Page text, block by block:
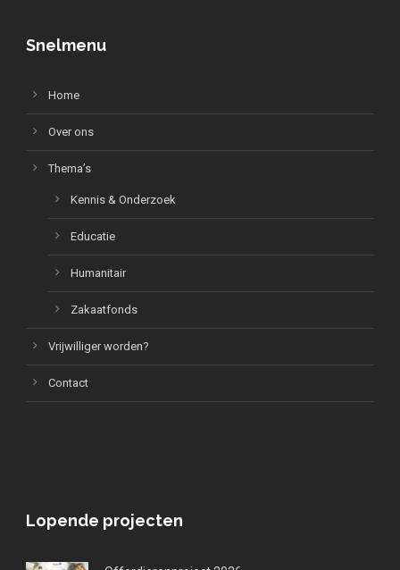
Snelmenu
Home
Over ons
Thema’s
Kennis & Onderzoek
Educatie
Humanitair
Zakaatfonds
Vrijwilliger worden?
Contact
Lopende projecten